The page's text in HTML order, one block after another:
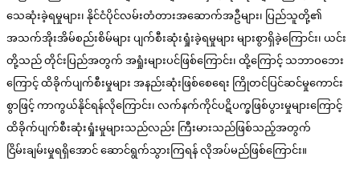
သေဆုံးခဲ့ရမှုများ၊ နိုင်ငံပိုင်လမ်းတံတားအဆောက်အဦများ၊ ပြည်သူတို့၏
အသက်အိုးအိမ်စည်းစိမ်များ ပျက်စီးဆုံးရှုံးခဲ့ရမှုများ များစွာရှိခဲ့ကြောင်း၊ ယင်း
တို့သည် တိုင်းပြည်အတွက် အရှုံးများပင်ဖြစ်ကြောင်း၊ ထို့ကြောင့် သဘာဝဘေး
ကြောင့် ထိခိုက်ပျက်စီးမှုများ အနည်းဆုံးဖြစ်စေရေး ကြိုတင်ပြင်ဆင်မှုကောင်း
စွာဖြင့် ကာကွယ်နိုင်ရန်လိုကြောင်း၊ လက်နက်ကိုင်ပဋိပက္ခဖြစ်ပွားမှုများကြောင့်
ထိခိုက်ပျက်စီးဆုံးရှုံးမှုများသည်လည်း ကြီးမားသည်ဖြစ်သည့်အတွက်
ငြိမ်းချမ်းမှုရရှိအောင် ဆောင်ရွက်သွားကြရန် လိုအပ်မည်ဖြစ်ကြောင်း။